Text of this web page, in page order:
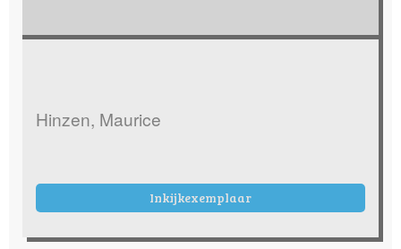
Hinzen, Maurice
Inkijkexemplaar